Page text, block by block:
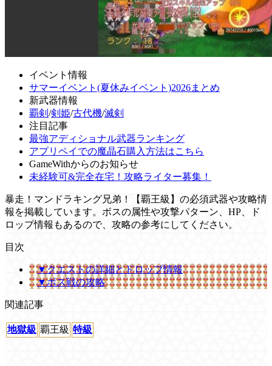
イベント情報
サマーイベント(夏休みイベント)2026まとめ
新武器情報
覇剣 /剣姫/古代機/滅剣
注目記事
最強アディショナル武器ランキング
アプリペイでの魔晶石購入方法はこちら
GameWithからのお知らせ
未経験可&完全在宅！攻略ライター募集！
暴走！マンドラキング兄弟！【覇王級】の必須武器や攻略情
報を掲載しています。ボスの属性や攻撃パターン、HP、ド
ロップ情報もあるので、攻略の参考にしてください。
目次
▼クエストの詳細とドロップ情報
▼ボス戦の攻略
関連記事
地獄級 覇王級 特級